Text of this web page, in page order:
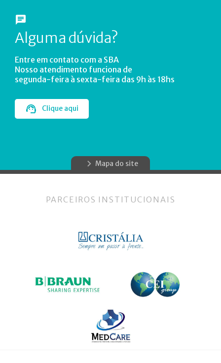
Alguma dúvida?
Entre em contato com a SBA
Nosso atendimento funciona de
segunda-feira à sexta-feira das 9h às 18hs
Clique aqui
Mapa do site
PARCEIROS INSTITUCIONAIS